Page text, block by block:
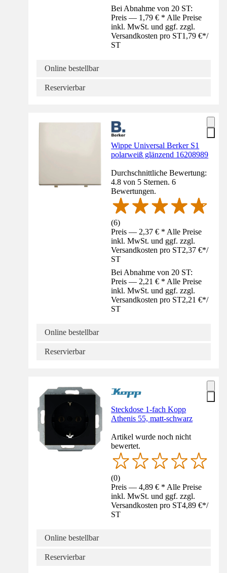
Bei Abnahme von 20 ST:
Preis — 1,79 € * Alle Preise
inkl. MwSt. und ggf. zzgl.
Versandkosten pro ST1,79 €*/
ST
Online bestellbar
Reservierbar
Wippe Universal Berker S1
polarweiß glänzend 16208989
Durchschnittliche Bewertung:
4.8 von 5 Sternen. 6
Bewertungen.
(6)
Preis — 2,37 € * Alle Preise
inkl. MwSt. und ggf. zzgl.
Versandkosten pro ST2,37 €*/
ST
Bei Abnahme von 20 ST:
Preis — 2,21 € * Alle Preise
inkl. MwSt. und ggf. zzgl.
Versandkosten pro ST2,21 €*/
ST
Online bestellbar
Reservierbar
Steckdose 1-fach Kopp
Athenis 55, matt-schwarz
Artikel wurde noch nicht
bewertet.
(0)
Preis — 4,89 € * Alle Preise
inkl. MwSt. und ggf. zzgl.
Versandkosten pro ST4,89 €*/
ST
Online bestellbar
Reservierbar